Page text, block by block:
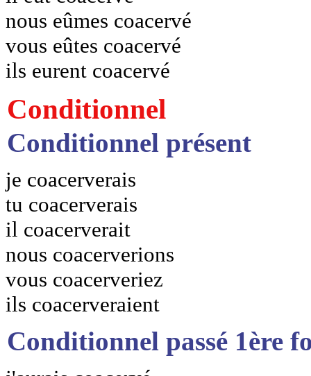
nous eûmes coacervé
vous eûtes coacervé
ils eurent coacervé
Conditionnel
Conditionnel présent
je coacerverais
tu coacerverais
il coacerverait
nous coacerverions
vous coacerveriez
ils coacerveraient
Conditionnel passé 1ère